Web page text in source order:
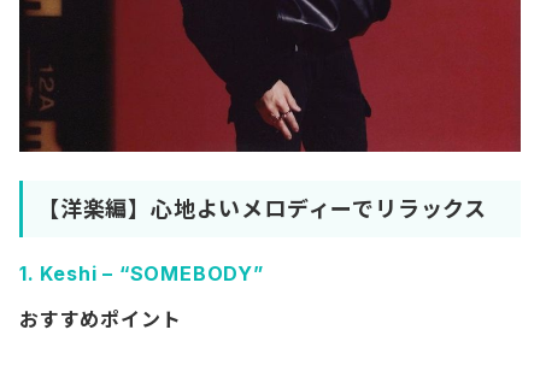
【洋楽編】心地よいメロディーでリラックス
1. Keshi – “SOMEBODY”
おすすめポイント